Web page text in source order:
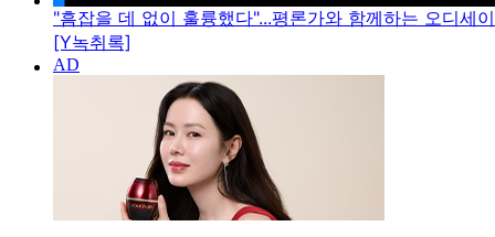
"흠잡을 데 없이 훌륭했다"...평론가와 함께하는 오디세
[Y녹취록]